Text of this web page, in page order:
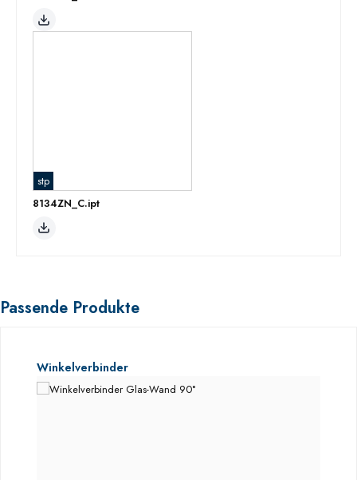
stp
8134ZN_C.ipt
Passende Produkte
Produktgalerie überspringen
Winkelverbinder